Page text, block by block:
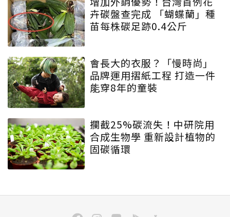
卉碳盤查完成 「蝴蝶蘭」種
苗每株碳足跡0.4公斤
會長大的衣服？「慢時尚」
品牌運用摺紙工程 打造一件
能穿8年的童裝
攔截25%碳流失！中研院用
合成生物學 重新設計植物的
固碳循環